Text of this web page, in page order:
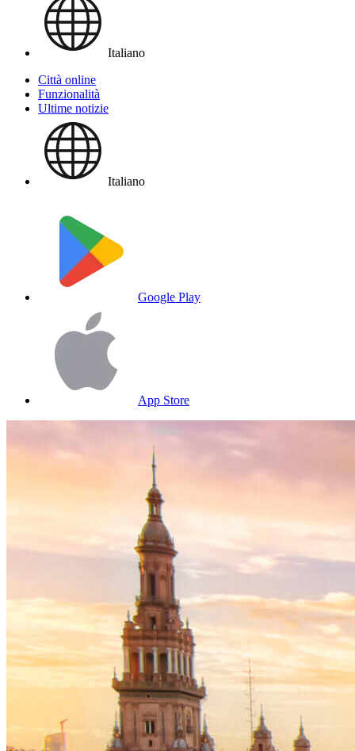
Italiano
Città online
Funzionalità
Ultime notizie
Italiano
Google Play
App Store